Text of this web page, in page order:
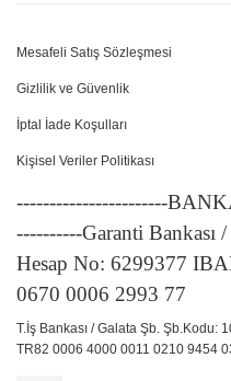
Mesafeli Satış Sözleşmesi
Gizlilik ve Güvenlik
İptal İade Koşulları
Kişisel Veriler Politikası
-----------------------
----------Garanti Bankası
Hesap No: 6299377
0670 0006 2993 77
T.İş Bankası / Galata Şb. Şb.Kodu:
TR82 0006 4000 0011 0210 9454